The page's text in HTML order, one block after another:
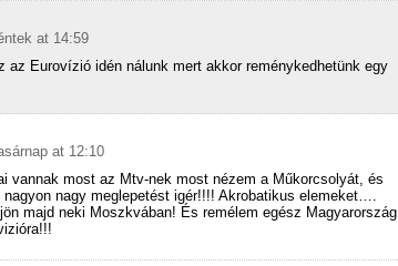
at 14:59
az Eurovízió idén nálunk mert akkor reménykedhetünk egy
at 12:10
vannak most az Mtv-nek most nézem a Műkorcsolyát, és
nagy meglepetést igér!!!! Akrobatikus elemeket….
majd neki Moszkvában! És remélem egész Magyarország